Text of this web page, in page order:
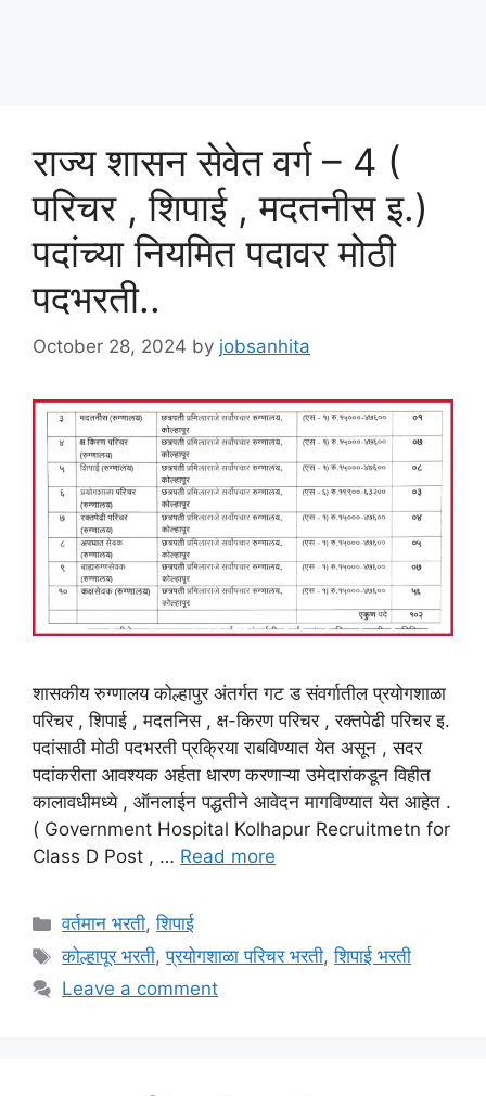
राज्य शासन सेवेत वर्ग – 4 (
परिचर , शिपाई , मदतनीस इ.)
पदांच्या नियमित पदावर मोठी
पदभरती..
October 28, 2024 by jobsanhita
शासकीय रुग्णालय कोल्हापुर अंतर्गत गट ड संवर्गातील प्रयोगशाळा
परिचर , शिपाई , मदतनिस , क्ष-किरण परिचर , रक्तपेढी परिचर इ.
पदांसाठी मोठी पदभरती प्रक्रिया राबविण्यात येत असून , सदर
पदांकरीता आवश्यक अर्हता धारण करणाऱ्या उमेदारांकडून विहीत
कालावधीमध्ये , ऑनलाईन पद्धतीने आवेदन मागविण्यात येत आहेत .
( Government Hospital Kolhapur Recruitmetn for
Class D Post , … Read more
Categories
वर्तमान भरती,शिपाई
Tags
कोल्हापूर भरती,प्रयोगशाळा परिचर भरती,शिपाई भरती
Leave a comment